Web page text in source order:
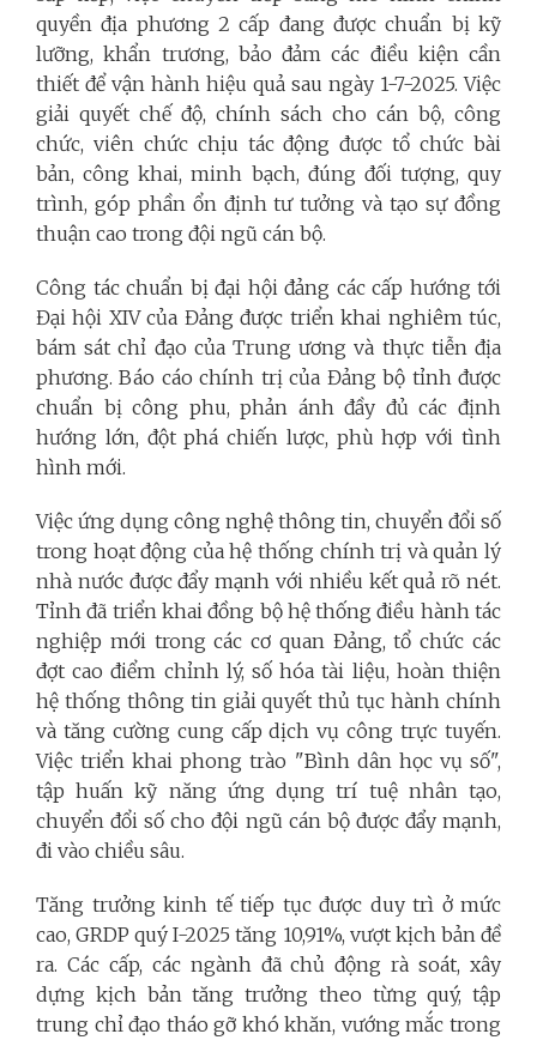
quyền địa phương 2 cấp đang được chuẩn bị kỹ
lưỡng, khẩn trương, bảo đảm các điều kiện cần
thiết để vận hành hiệu quả sau ngày 1-7-2025. Việc
giải quyết chế độ, chính sách cho cán bộ, công
chức, viên chức chịu tác động được tổ chức bài
bản, công khai, minh bạch, đúng đối tượng, quy
trình, góp phần ổn định tư tưởng và tạo sự đồng
thuận cao trong đội ngũ cán bộ.
Công tác chuẩn bị đại hội đảng các cấp hướng tới
Đại hội XIV của Đảng được triển khai nghiêm túc,
bám sát chỉ đạo của Trung ương và thực tiễn địa
phương. Báo cáo chính trị của Đảng bộ tỉnh được
chuẩn bị công phu, phản ánh đầy đủ các định
hướng lớn, đột phá chiến lược, phù hợp với tình
hình mới.
Việc ứng dụng công nghệ thông tin, chuyển đổi số
trong hoạt động của hệ thống chính trị và quản lý
nhà nước được đẩy mạnh với nhiều kết quả rõ nét.
Tỉnh đã triển khai đồng bộ hệ thống điều hành tác
nghiệp mới trong các cơ quan Đảng, tổ chức các
đợt cao điểm chỉnh lý, số hóa tài liệu, hoàn thiện
hệ thống thông tin giải quyết thủ tục hành chính
và tăng cường cung cấp dịch vụ công trực tuyến.
Việc triển khai phong trào "Bình dân học vụ số",
tập huấn kỹ năng ứng dụng trí tuệ nhân tạo,
chuyển đổi số cho đội ngũ cán bộ được đẩy mạnh,
đi vào chiều sâu.
Tăng trưởng kinh tế tiếp tục được duy trì ở mức
cao, GRDP quý I-2025 tăng 10,91%, vượt kịch bản đề
ra. Các cấp, các ngành đã chủ động rà soát, xây
dựng kịch bản tăng trưởng theo từng quý, tập
trung chỉ đạo tháo gỡ khó khăn, vướng mắc trong